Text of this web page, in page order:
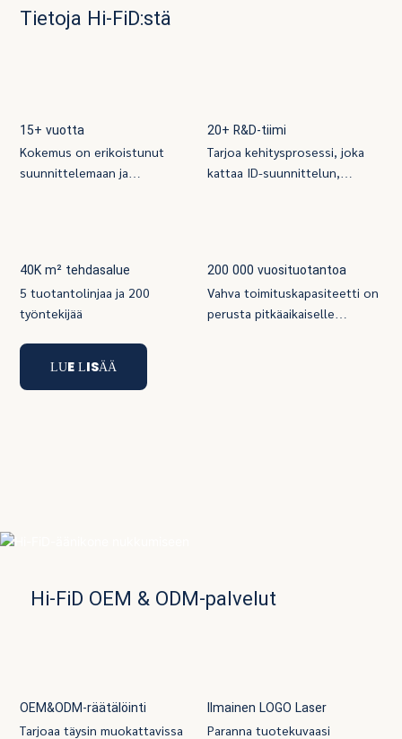
Tietoja Hi-FiD:stä
15+ vuotta
Kokemus on erikoistunut
suunnittelemaan ja
20+ R&D-tiimi
Tarjoa kehitysprosessi, joka
kattaa ID-suunnittelun,
40K m² tehdasalue
5 tuotantolinjaa ja 200
työntekijää
200 000 vuosituotantoa
Vahva toimituskapasiteetti on
perusta pitkäaikaiselle
LUE LISÄÄ
Hi-FiD OEM & ODM-palvelut
OEM&ODM-räätälöinti
Tarjoaa täysin muokattavissa
Ilmainen LOGO Laser
Paranna tuotekuvaasi